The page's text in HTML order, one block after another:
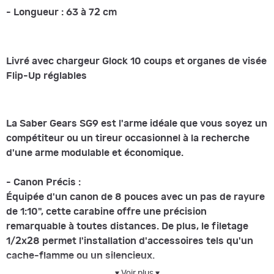
- Longueur : 63 à 72 cm
Livré avec chargeur Glock 10 coups et organes de visée
Flip-Up réglables
La Saber Gears SG9 est l'arme idéale que vous soyez un
compétiteur ou un tireur occasionnel à la recherche
d'une arme modulable et économique.
- Canon Précis :
Équipée d'un canon de 8 pouces avec un pas de rayure
de 1:10", cette carabine offre une précision
remarquable à toutes distances. De plus, le filetage
1/2x28 permet l'installation d'accessoires tels qu'un
cache-flamme ou un silencieux.